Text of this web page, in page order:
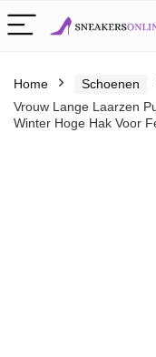
Home Schoenen
Vrouw Lange Laarzen
Winter Hoge Hak Voor